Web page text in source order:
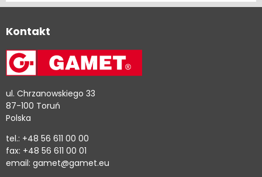
Kontakt
ul. Chrzanowskiego 33
87-100 Toruń
Polska
tel.: +48 56 611 00 00
fax: +48 56 611 00 01
email: gamet@gamet.eu